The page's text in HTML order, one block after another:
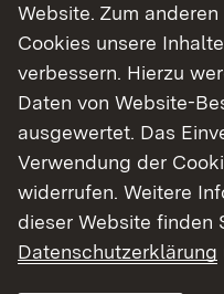
Finde dein Studium
Website. Zum
Cookies unsere
verbessern. Hierzu
Daten von Website-
ausgewertet. Das
Verwendung der
widerrufen. Weitere
dieser Website finden
Datenschutzerklärung